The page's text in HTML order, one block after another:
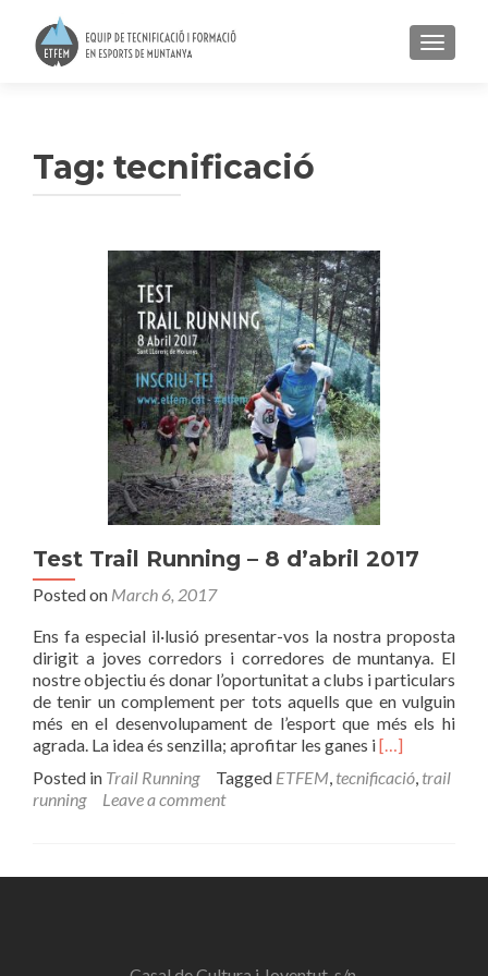
Tag: tecnificació
Test Trail Running – 8 d’abril 2017
Posted on March 6, 2017
Ens fa especial il·lusió presentar-vos la nostra proposta
dirigit a joves corredors i corredores de muntanya. El
nostre objectiu és donar l’oportunitat a clubs i particulars
de tenir un complement per tots aquells que en vulguin
més en el desenvolupament de l’esport que més els hi
agrada. La idea és senzilla; aprofitar les ganes iRead
about
–
[…]
Posted in Trail Running Tagged ETFEM tecnificació trail
running
Leave a comment